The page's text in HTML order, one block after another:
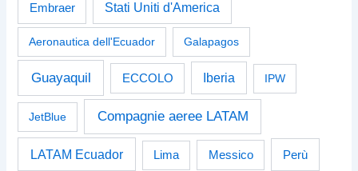
Embraer Stati Uniti d'America
Aeronautica dell'Ecuador Galapagos
Guayaquil ECCOLO Iberia IPW
JetBlue Compagnie aeree LATAM
LATAM Ecuador Lima Messico Perù